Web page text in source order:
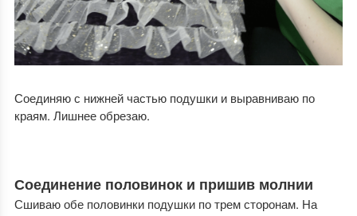
Соединяю с нижней частью подушки и выравниваю по
краям. Лишнее обрезаю.
Соединение половинок и пришив молнии
Сшиваю обе половинки подушки по трем сторонам. На